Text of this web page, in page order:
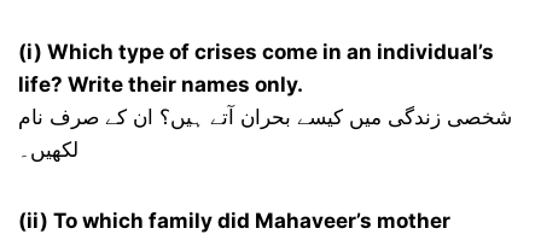
(i) Which type of crises come in an individual’s
life? Write their names only.
شخصی زندگی میں کیسے بحران آتے ہیں؟ ان کے صرف نام
لکھیں۔
(ii) To which family did Mahaveer’s mother